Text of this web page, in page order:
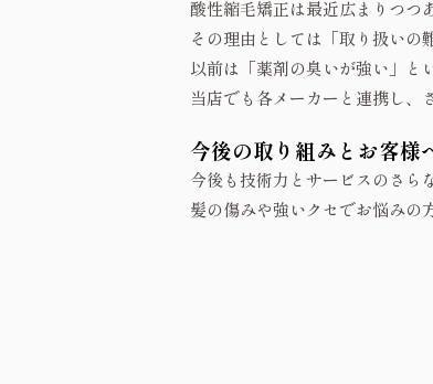
酸性縮毛矯正は最近広まりつつ
その理由としては「取り扱いの
以前は「薬剤の臭いが強い」と
当店でも各メーカーと連携し、
今後の取り組みとお客様
今後も技術力とサービスのさら
髪の傷みや強いクセでお悩みの